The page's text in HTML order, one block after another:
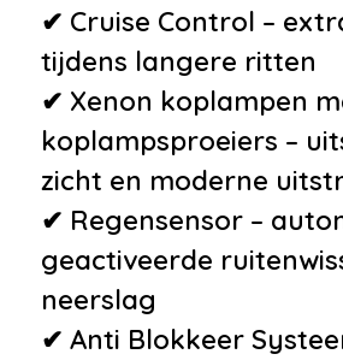
✔ Cruise Control –
tijdens langere ritten
✔ Xenon koplampen
koplampsproeiers –
zicht en moderne
✔ Regensensor –
geactiveerde
neerslag
✔ Anti Blokkeer